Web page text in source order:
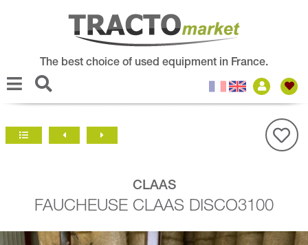
The best choice of used equipment in France.
CLAAS
FAUCHEUSE CLAAS DISCO3100